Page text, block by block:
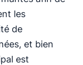
les
de
et bien
est